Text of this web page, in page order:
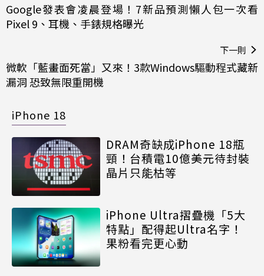
Google發表會凌晨登場！7新品預測懶人包一次看
Pixel 9、耳機、手錶規格曝光
下一則
微軟「藍畫面死當」又來！3款Windows驅動程式藏新
漏洞 恐致無限重開機
iPhone 18
DRAM奇缺成iPhone 18瓶
頸！台積電10億美元待封裝
晶片只能枯等
iPhone Ultra摺疊機「5大
特點」配得起Ultra名字！
果粉看完更心動